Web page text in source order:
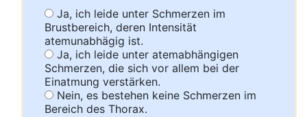
Ja, ich leide unter Schmerzen im
Brustbereich, deren Intensität
atemunabhägig ist.
Ja, ich leide unter atemabhängigen
Schmerzen, die sich vor allem bei der
Einatmung verstärken.
Nein, es bestehen keine Schmerzen im
Bereich des Thorax.